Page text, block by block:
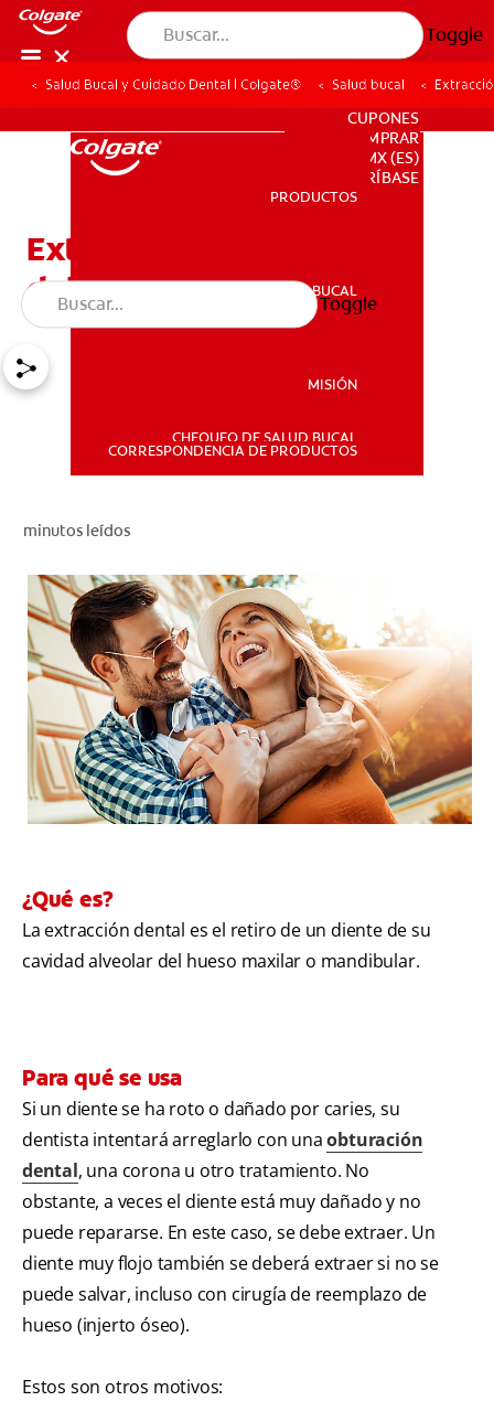
Toggle
PRODUCTOS
SALUD BUCAL
PARA PROFESIONALES
CUPONES
DONDE COMPRAR
MX (ES)
PARA PROFESIONALES
CUPONES
DONDE COMPRAR
MX (ES)
SUSCRÍBASE
PRODUCTOS
SALUD BUCAL
MISIÓN
CHEQUEO DE SALUD BUCAL
CORRESPONDENCIA DE PRODUCTOS
Toggle
Salud Bucal y Cuidado Dental | Colgate® Salud bucal
Extracción dental: lo que
debes saber
minutos leídos
¿Qué es?
La extracción dental es el retiro de un diente de su
cavidad alveolar del hueso maxilar o mandibular.
Para qué se usa
Si un diente se ha roto o dañado por caries, su
dentista intentará arreglarlo con unaobturación
dental, una corona u otro tratamiento. No
obstante, a veces el diente está muy dañado y no
puede repararse. En este caso, se debe extraer. Un
diente muy flojo también se deberá extraer si no se
puede salvar, incluso con cirugía de reemplazo de
hueso (injerto óseo).
Estos son otros motivos: